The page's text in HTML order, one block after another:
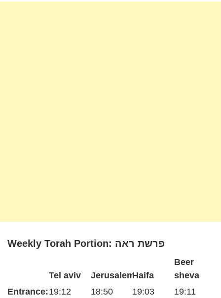
Weekly Torah Portion: פרשת ראה
Entrance:
Tel aviv
19:12
Jerusalem
18:50
Haifa
19:03
Beer
sheva
19:11